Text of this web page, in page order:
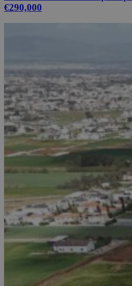
€290,000